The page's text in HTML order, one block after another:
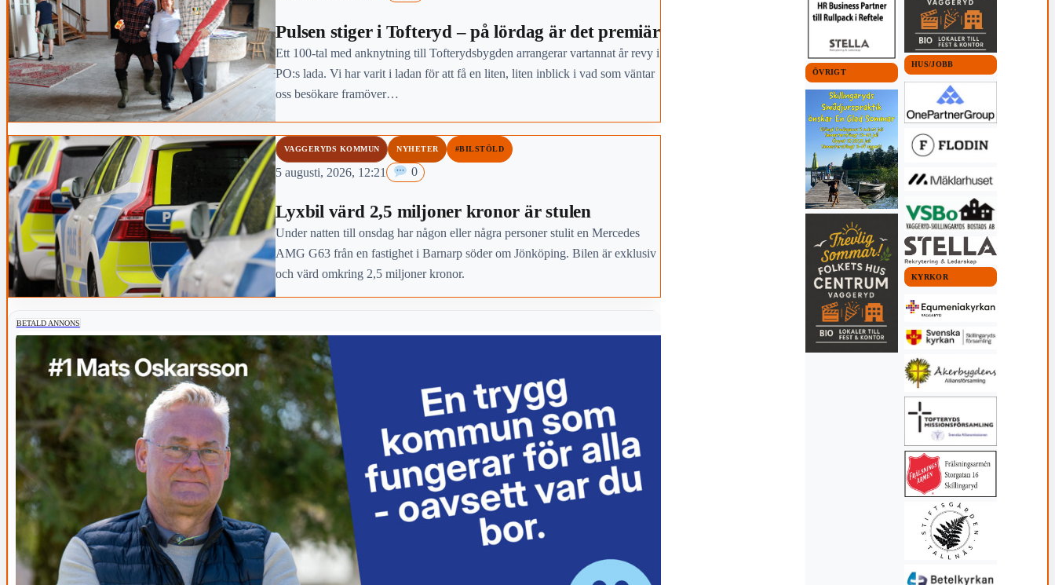
Pulsen stiger i Tofteryd – på lördag är det premiär
Ett 100-tal med anknytning till Tofterydsbygden arrangerar vartannat år revy i
PO:s lada. Vi har varit i ladan för att få en liten, liten inblick i vad som väntar
oss besökare framöver…
VAGGERYDS KOMMUN NYHETER #BILSTÖLD
5 augusti, 2026, 12:21 0
Lyxbil värd 2,5 miljoner kronor är stulen
Under natten till onsdag har någon eller några personer stulit en Mercedes
AMG G63 från en fastighet i Barnarp söder om Jönköping. Bilen är exklusiv
och värd omkring 2,5 miljoner kronor.
BETALD ANNONS
ÖVRIGT
HUS/JOBB
KYRKOR